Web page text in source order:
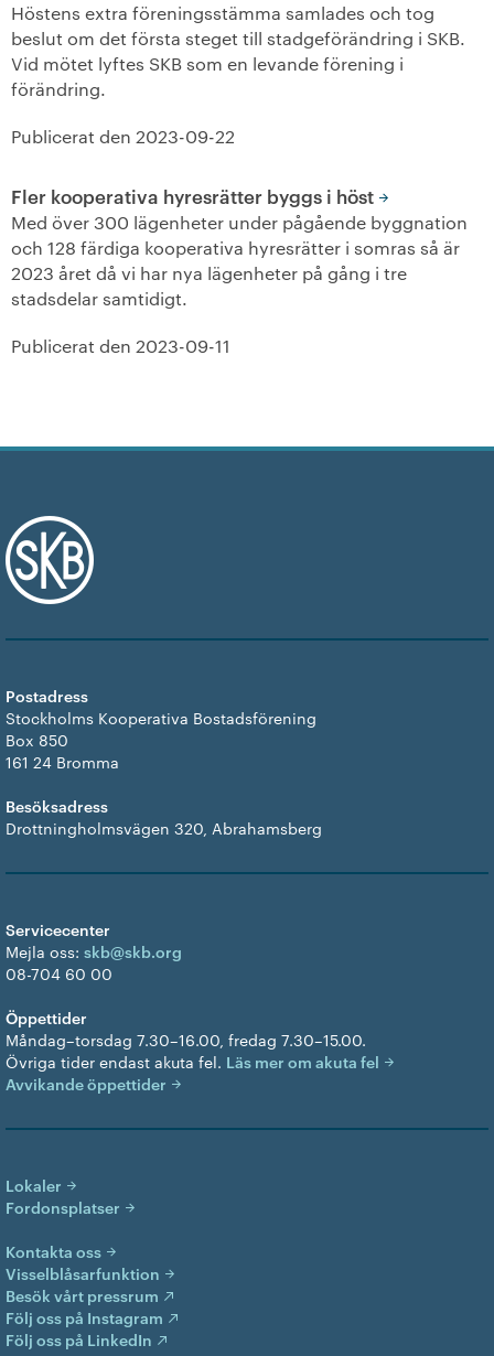
Jobba hos oss
Höstens extra föreningsstämma samlades och tog
beslut om det första steget till stadgeförändring i SKB.
Vid mötet lyftes SKB som en levande förening i
förändring.
Publicerat den 2023-09-22
Fler kooperativa hyresrätter byggs i höst
Med över 300 lägenheter under pågående byggnation
och 128 färdiga kooperativa hyresrätter i somras så är
2023 året då vi har nya lägenheter på gång i tre
stadsdelar samtidigt.
Publicerat den 2023-09-11
Postadress
Stockholms Kooperativa Bostadsförening
Box 850
161 24 Bromma
Besöksadress
Drottningholmsvägen 320, Abrahamsberg
Servicecenter
Mejla oss: skb@skb.org
08-704 60 00
Öppettider
Måndag–torsdag 7.30–16.00, fredag 7.30–15.00.
Övriga tider endast akuta fel. Läs mer om akuta fel
Avvikande öppettider
Lokaler
Fordonsplatser
Kontakta oss
Visselblåsarfunktion
Besök vårt pressrum
Följ oss på Instagram
Följ oss på LinkedIn